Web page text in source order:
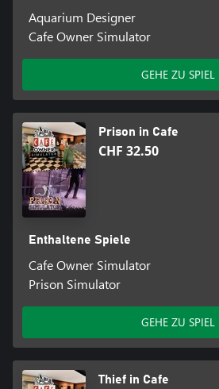
Aquarium Designer
Cafe Owner Simulator
GEHE ZU SPIEL
Prison in Cafe
CHF 32.50
Enthaltene Spiele
Cafe Owner Simulator
Prison Simulator
GEHE ZU SPIEL
Thief in Cafe